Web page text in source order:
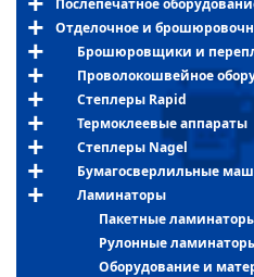
Отделочное и
Брошюровщики и
Проволокошвейное
Степлеры Rapid
Термоклеевые аппараты
Степлеры Nagel
Бумагосверлильные
Ламинаторы
Пакетные
Рулонные
Оборудование и